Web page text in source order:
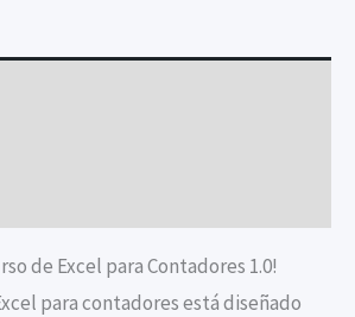
de Excel para Contadores 1.0!
para contadores está diseñado